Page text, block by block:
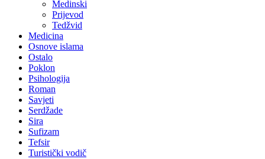
Medinski
Prijevod
Tedžvid
Medicina
Osnove islama
Ostalo
Poklon
Psihologija
Roman
Savjeti
Serdžade
Sira
Sufizam
Tefsir
Turistički vodič